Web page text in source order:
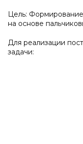
Цель:
на основе
Для реализации
задачи: